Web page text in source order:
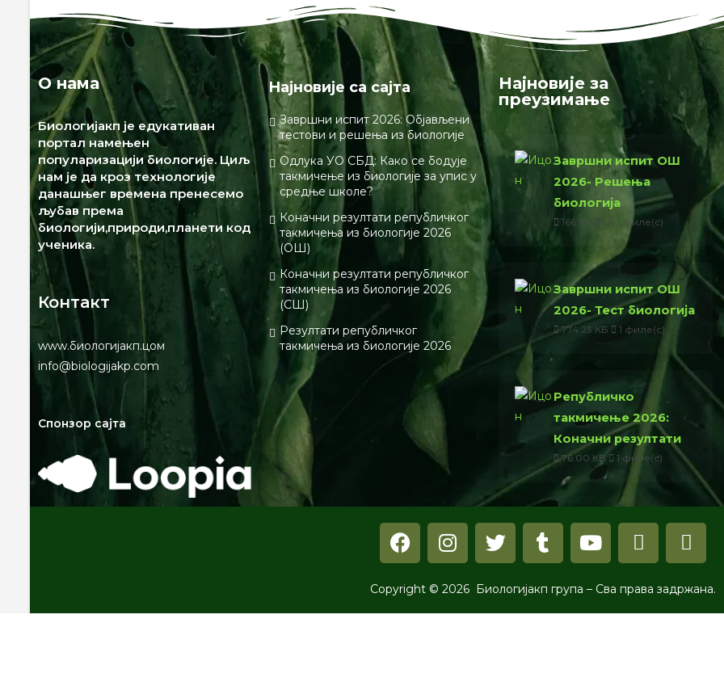
О нама
Биологијакп је едукативан
портал намењен
популаризацији биологије. Циљ
нам је да кроз технологије
данашњег времена пренесемо
љубав према
биологији,природи,планети код
ученика.
Контакт
www.биологијакп.цом
info@biologijakp.com
Спонзор сајта
Најновије са сајта
Завршни испит 2026: Објављени
тестови и решења из биологије
Одлука УО СБД: Како се бодује
такмичење из биологије за упис у
средње школе?
Коначни резултати републичког
такмичења из биологије 2026
(ОШ)
Коначни резултати републичког
такмичења из биологије 2026
(СШ)
Резултати републичког
такмичења из биологије 2026
Најновије за
преузимање
Завршни испит ОШ
2026- Решења
биологија
166.64 КБ 1 филе(с)
Завршни испит ОШ
2026- Тест биологија
774.23 КБ 1 филе(с)
Републичко
такмичење 2026:
Коначни резултати
76.00 КБ 1 филе(с)
Copyright © 2026 Биологијакп група – Сва права задржана.